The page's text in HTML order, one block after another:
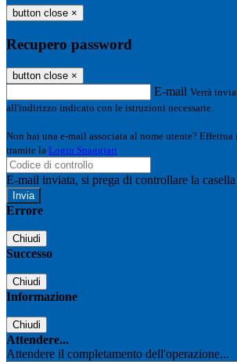
button close ×
Recupero password
button close ×
E-mail Verrà
all'indirizzo indicato con le istruzioni necessarie.
Non hai una e-mail associata al nome utente? Effettua
tramite la Login Spaggiari
E-mail inviata, si prega di controllare la
Errore
Chiudi
Successo
Chiudi
Informazione
Chiudi
Attendere...
Attendere il completamento dell'operazione...